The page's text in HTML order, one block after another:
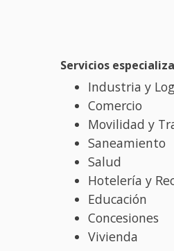
Servicios
Industria y
Comercio
Movilidad y
Saneamiento
Salud
Hotelería y
Educación
Concesiones
Vivienda